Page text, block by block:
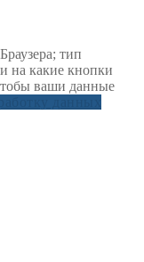
тип
на какие кнопки
ваши данные
данных